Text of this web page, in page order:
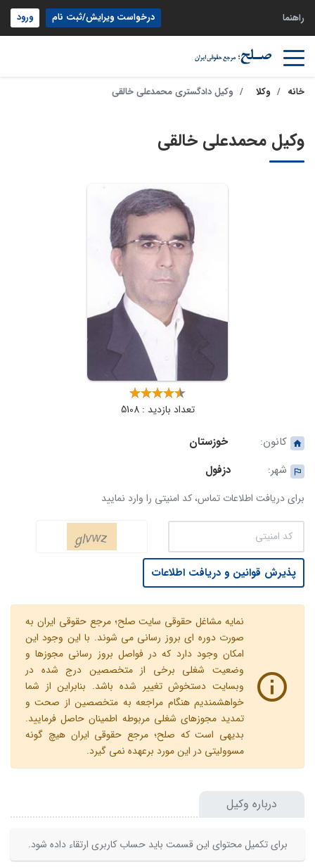
راهنما درخواست ویرایش/ثبت نام ورود
خانه وکلا وکیل دادگستری محمدعلی خالقی
وکیل محمدعلی خالقی
تعداد بازدید : 5108
کانون:
خوزستان
شهر:
دزفول
برای دریافت اطلاعات تماس، کد امنیتی را وارد نمایید
پذیرش قوانین و دریافت اطلاعات
نمایه مشاغل حقوقی سایت صلح؛ مرجع حقوقی ایران به
صورت دوره ای بروز رسانی می شوند. با این وجود این
امکان وجود دارد که در فواصل بروز رسانی مجوزها و
وضعیت شغلی برخی از متخصصین درج شده در
وبسایت دستخوش تغییر شده باشد. بنابراین از شما
خواهشمندیم هنگام مراجعه به متخصصین از صحت و
تمدید مجوزهای شغلی مربوطه اطمینان حاصل فرمایید.
بدیهی است که صلح؛ مرجع حقوقی ایران هیچ گونه
مسوولیتی در این مورد برعهده نمی گیرد.
درباره وکیل
برای تکمیل محتوای این قسمت باید حساب کاربری ارتقاء داده شود.